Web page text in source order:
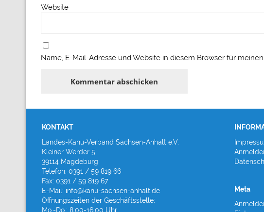
Website
Name, E-Mail-Adresse und Website in diesem Browser für
KONTAKT
Landes-Kanu-Verband Sachsen-Anhalt e.V.
Kleiner Werder 5
39114 Magdeburg
Telefon: 0391 / 59 819 66
Fax: 0391 / 59 819 67
E-Mail: info@kanu-sachsen-anhalt.de
Öffnungszeiten der Geschäftsstelle:
Mo.-Do.: 8:00-16:00 Uhr
Meta